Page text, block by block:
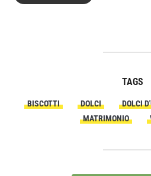
TAGS
BISCOTTI DOLCI DOLCI
MATRIMONIO